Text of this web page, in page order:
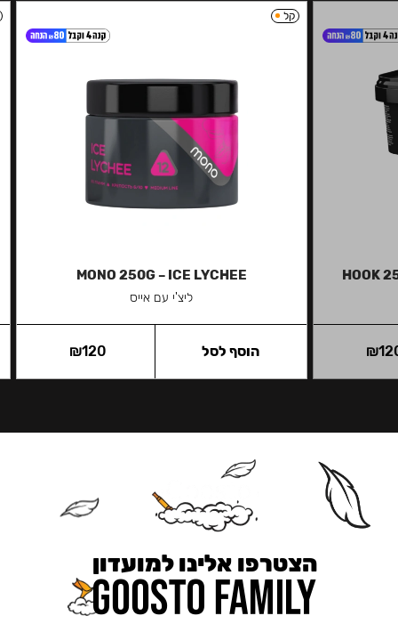
HOOK
₪
קל
MONO 250G – ICE LYCHEE
ליצ'י עם אייס
₪120 הוסף לסל
הצטרפו אלינו למועדון